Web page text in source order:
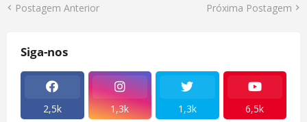
Postagem Anterior Próxima Postagem
Siga-nos
2,5k 1,3k 1,3k 6,5k